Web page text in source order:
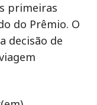
primeiras
do Prêmio. O
decisão de